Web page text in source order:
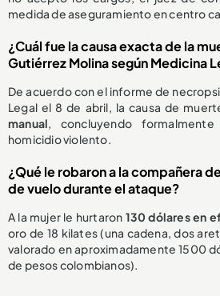
medida de aseguramiento en centro
¿Cuál fue la causa exacta de la
Gutiérrez Molina según Medicina
De acuerdo con el informe de
Legal el 8 de abril, la causa de
manual, concluyendo
homicidio violento.
¿Qué le robaron a la compañera
de vuelo durante el ataque?
A la mujer le hurtaron 130 dólares en
oro de 18 kilates (una cadena, dos
valorado en aproximadamente 1500
de pesos colombianos).